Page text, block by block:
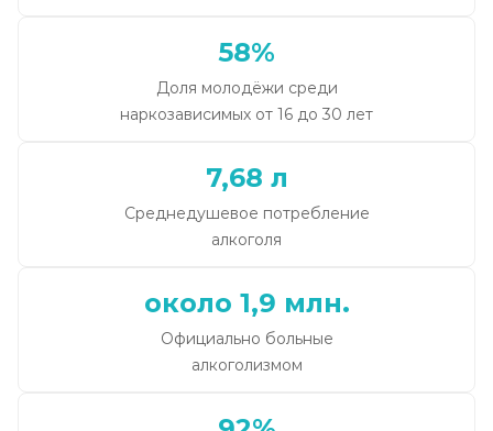
58%
Доля молодёжи среди
наркозависимых от 16 до 30 лет
7,68 л
Среднедушевое потребление
алкоголя
около 1,9 млн.
Официально больные
алкоголизмом